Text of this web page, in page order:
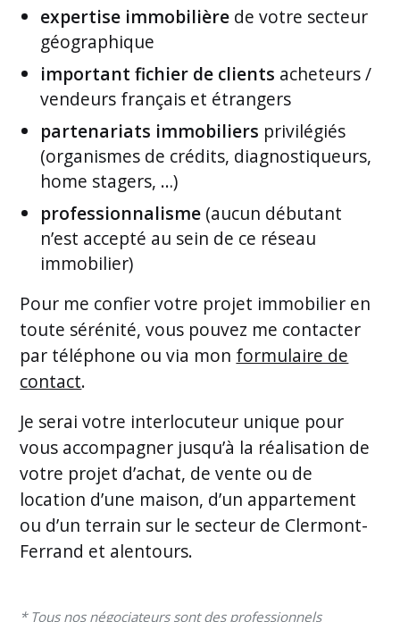
expertise immobilièrede votre secteur
géographique
important fichier de clients acheteurs /
vendeurs français et étrangers
partenariats immobiliers privilégiés
(organismes de crédits, diagnostiqueurs,
home stagers, …)
professionnalisme(aucun débutant
n’est accepté au sein de ce réseau
immobilier)
Pour me confier votre projet immobilier en
toute sérénité, vous pouvez me contacter
par téléphone ou via mon formulaire de
contact.
Je serai votre interlocuteur unique pour
vous accompagner jusqu’à la réalisation de
votre projet d’achat, de vente ou de
location d’une maison, d’un appartement
ou d’un terrain sur le secteur de Clermont-
Ferrand et alentours.
* Tous nos négociateurs sont des professionnels